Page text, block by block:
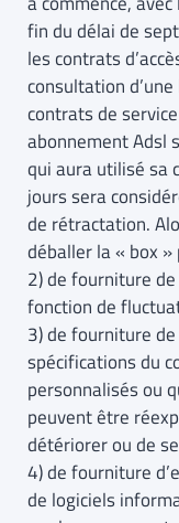
fin du délai de
les contrats
consultation
contrats de
abonnement Adsl
qui aura utilisé sa
jours sera
de rétractation.
déballer la « box
2) de fourniture
fonction de
3) de fourniture
spécifications du
personnalisés ou
peuvent être
détériorer ou de
4) de fourniture
de logiciels